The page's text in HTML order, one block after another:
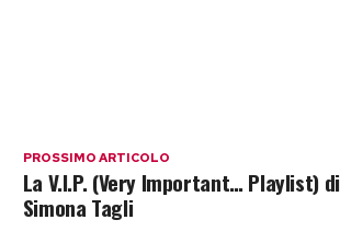
PROSSIMO ARTICOLO
La V.I.P. (Very Important… Playlist) di
Simona Tagli